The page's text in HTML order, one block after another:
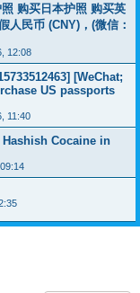
购买日本护照 购买英
人民币 (CNY)，(微信：
12:08
[WeChat;
US passports
11:40
Hashish Cocaine in